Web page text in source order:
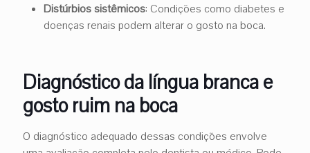
Distúrbios sistêmicos: Condições como diabetes e
doenças renais podem alterar o gosto na boca.
Diagnóstico da língua branca e
gosto ruim na boca
O diagnóstico adequado dessas condições envolve